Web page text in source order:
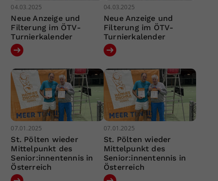
04.03.2025
Neue Anzeige und
Filterung im ÖTV-
Turnierkalender
04.03.2025
Neue Anzeige und
Filterung im ÖTV-
Turnierkalender
07.01.2025
St. Pölten wieder
Mittelpunkt des
Senior:innentennis in
Österreich
07.01.2025
St. Pölten wieder
Mittelpunkt des
Senior:innentennis in
Österreich